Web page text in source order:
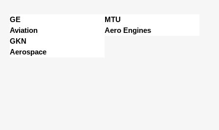
GE
Aviation
MTU
Aero Engines
GKN
Aerospace